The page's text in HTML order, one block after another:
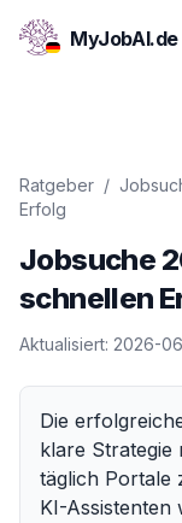
MyJobAI.de
Ratgeber /
Erfolg
Jobsuche
schnellen
Aktualisiert: 2026-
Die
klare Strategie
täglich Portale
KI-Assistenten